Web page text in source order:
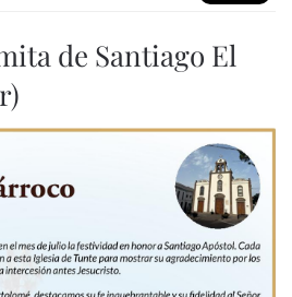
de Santiago El